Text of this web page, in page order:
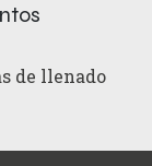
de llenado